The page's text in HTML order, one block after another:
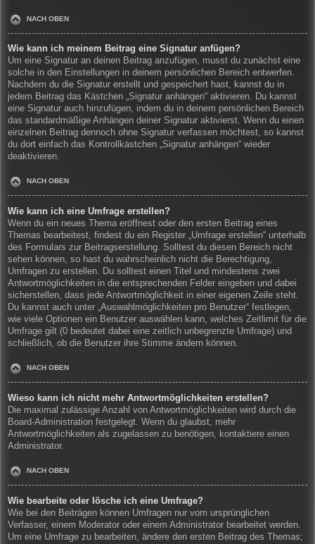
NACH OBEN
Wie kann ich meinem Beitrag eine Signatur anfügen?
Um eine Signatur an deinen Beitrag anzufügen, musst du zunächst eine
solche in den Einstellungen in deinem persönlichen Bereich entwerfen.
Nachdem du die Signatur erstellt und gespeichert hast, kannst du in
jedem Beitrag das Kästchen „Signatur anhängen“ aktivieren. Du kannst
eine Signatur auch hinzufügen, indem du in deinem persönlichen Bereich
das standardmäßige Anhängen deiner Signatur aktivierst. Wenn du einen
einzelnen Beitrag dennoch ohne Signatur verfassen möchtest, so kannst
du dort einfach das Kontrollkästchen „Signatur anhängen“ wieder
deaktivieren.
NACH OBEN
Wie kann ich eine Umfrage erstellen?
Wenn du ein neues Thema eröffnest oder den ersten Beitrag eines
Themas bearbeitest, findest du ein Register „Umfrage erstellen“ unterhalb
des Formulars zur Beitragserstellung. Solltest du diesen Bereich nicht
sehen können, so hast du wahrscheinlich nicht die Berechtigung,
Umfragen zu erstellen. Du solltest einen Titel und mindestens zwei
Antwortmöglichkeiten in die entsprechenden Felder eingeben und dabei
sicherstellen, dass jede Antwortmöglichkeit in einer eigenen Zeile steht.
Du kannst auch unter „Auswahlmöglichkeiten pro Benutzer“ festlegen,
wie viele Optionen ein Benutzer auswählen kann, welches Zeitlimit für die
Umfrage gilt (0 bedeutet dabei eine zeitlich unbegrenzte Umfrage) und
schließlich, ob die Benutzer ihre Stimme ändern können.
NACH OBEN
Wieso kann ich nicht mehr Antwortmöglichkeiten erstellen?
Die maximal zulässige Anzahl von Antwortmöglichkeiten wird durch die
Board-Administration festgelegt. Wenn du glaubst, mehr
Antwortmöglichkeiten als zugelassen zu benötigen, kontaktiere einen
Administrator.
NACH OBEN
Wie bearbeite oder lösche ich eine Umfrage?
Wie bei den Beiträgen können Umfragen nur vom ursprünglichen
Verfasser, einem Moderator oder einem Administrator bearbeitet werden.
Um eine Umfrage zu bearbeiten, ändere den ersten Beitrag des Themas;